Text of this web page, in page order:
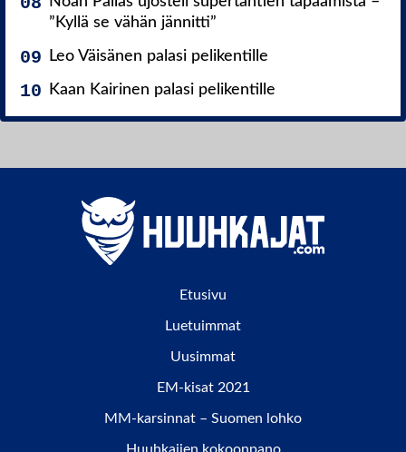
”Kyllä se vähän jännitti”
Leo Väisänen palasi pelikentille
Kaan Kairinen palasi pelikentille
Etusivu
Luetuimmat
Uusimmat
EM-kisat 2021
MM-karsinnat – Suomen lohko